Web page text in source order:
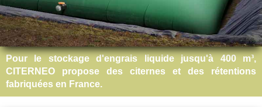
Pour le stockage d'engrais liquide jusqu'à 400 m³,
CITERNEO propose des citernes et des rétentions
fabriquées en France.